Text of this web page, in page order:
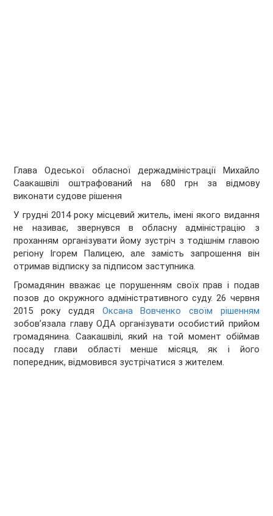
Глава Одеської обласної держадміністрації Михайло
Саакашвілі оштрафований на 680 грн за відмову
виконати судове рішення
У грудні 2014 року місцевий житель, імені якого видання
не називає, звернувся в обласну адміністрацію з
проханням організувати йому зустріч з тодішнім главою
регіону Ігорем Палицею, але замість запрошення він
отримав відписку за підписом заступника.
Громадянин вважає це порушенням своїх прав і подав
позов до окружного адміністративного суду. 26 червня
2015 року суддя Оксана Вовченко своїм рішенням
зобов’язала главу ОДА організувати особистий прийом
громадянина. Саакашвілі, який на той момент обіймав
посаду глави області менше місяця, як і його
попередник, відмовився зустрічатися з жителем.